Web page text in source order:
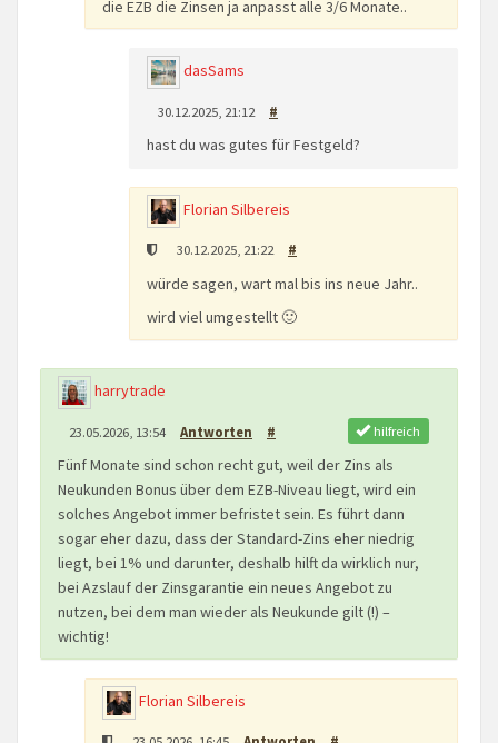
die EZB die Zinsen ja anpasst alle 3/6 Monate..
dasSams
30.12.2025, 21:12 #
hast du was gutes für Festgeld?
Florian Silbereis
30.12.2025, 21:22 #
würde sagen, wart mal bis ins neue Jahr..
wird viel umgestellt 🙂
harrytrade
23.05.2026, 13:54 Antworten # hilfreich
Fünf Monate sind schon recht gut, weil der Zins als
Neukunden Bonus über dem EZB-Niveau liegt, wird ein
solches Angebot immer befristet sein. Es führt dann
sogar eher dazu, dass der Standard-Zins eher niedrig
liegt, bei 1% und darunter, deshalb hilft da wirklich nur,
bei Azslauf der Zinsgarantie ein neues Angebot zu
nutzen, bei dem man wieder als Neukunde gilt (!) –
wichtig!
Florian Silbereis